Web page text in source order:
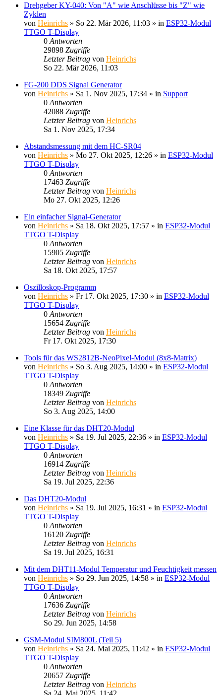
Drehgeber KY-040: Von "A" wie Anschlüsse bis "Z" wie
Zyklen
von Heinrichs » So 22. Mär 2026, 11:03 » in ESP32-Modul
TTGO T-Display
0 Antworten
29898 Zugriffe
Letzter Beitrag von Heinrichs
So 22. Mär 2026, 11:03
FG-200 DDS Signal Generator
von Heinrichs » Sa 1. Nov 2025, 17:34 » in Support
0 Antworten
42088 Zugriffe
Letzter Beitrag von Heinrichs
Sa 1. Nov 2025, 17:34
Abstandsmessung mit dem HC-SR04
von Heinrichs » Mo 27. Okt 2025, 12:26 » in ESP32-Modul
TTGO T-Display
0 Antworten
17463 Zugriffe
Letzter Beitrag von Heinrichs
Mo 27. Okt 2025, 12:26
Ein einfacher Signal-Generator
von Heinrichs » Sa 18. Okt 2025, 17:57 » in ESP32-Modul
TTGO T-Display
0 Antworten
15905 Zugriffe
Letzter Beitrag von Heinrichs
Sa 18. Okt 2025, 17:57
Oszilloskop-Programm
von Heinrichs » Fr 17. Okt 2025, 17:30 » in ESP32-Modul
TTGO T-Display
0 Antworten
15654 Zugriffe
Letzter Beitrag von Heinrichs
Fr 17. Okt 2025, 17:30
Tools für das WS2812B-NeoPixel-Modul (8x8-Matrix)
von Heinrichs » So 3. Aug 2025, 14:00 » in ESP32-Modul
TTGO T-Display
0 Antworten
18349 Zugriffe
Letzter Beitrag von Heinrichs
So 3. Aug 2025, 14:00
Eine Klasse für das DHT20-Modul
von Heinrichs » Sa 19. Jul 2025, 22:36 » in ESP32-Modul
TTGO T-Display
0 Antworten
16914 Zugriffe
Letzter Beitrag von Heinrichs
Sa 19. Jul 2025, 22:36
Das DHT20-Modul
von Heinrichs » Sa 19. Jul 2025, 16:31 » in ESP32-Modul
TTGO T-Display
0 Antworten
16120 Zugriffe
Letzter Beitrag von Heinrichs
Sa 19. Jul 2025, 16:31
Mit dem DHT11-Modul Temperatur und Feuchtigkeit messen
von Heinrichs » So 29. Jun 2025, 14:58 » in ESP32-Modul
TTGO T-Display
0 Antworten
17636 Zugriffe
Letzter Beitrag von Heinrichs
So 29. Jun 2025, 14:58
GSM-Modul SIM800L (Teil 5)
von Heinrichs » Sa 24. Mai 2025, 11:42 » in ESP32-Modul
TTGO T-Display
0 Antworten
20657 Zugriffe
Letzter Beitrag von Heinrichs
Sa 24. Mai 2025, 11:42